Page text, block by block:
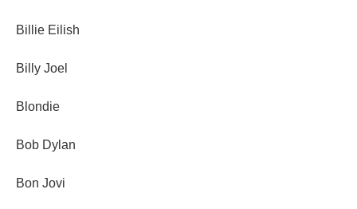
Billie Eilish
Billy Joel
Blondie
Bob Dylan
Bon Jovi